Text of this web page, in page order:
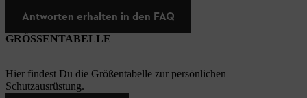
Antworten erhalten in den FAQ
GRÖSSENTABELLE
Hier findest Du die Größentabelle zur persönlichen
Schutzausrüstung.